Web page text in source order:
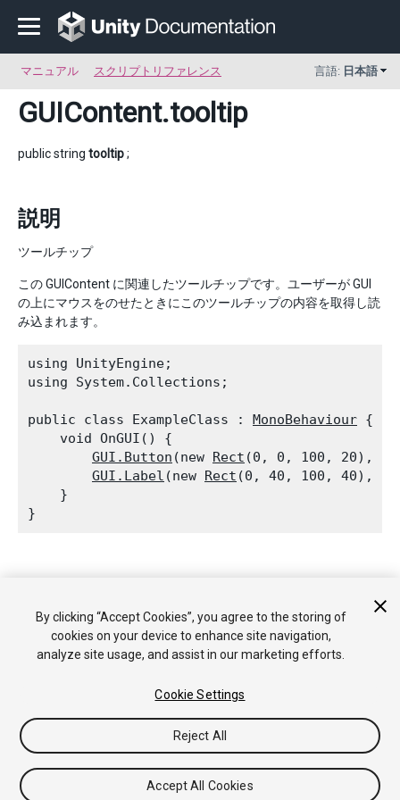
マニュアル スクリプトリファレンス 言語: 日本語
GUIContent.tooltip
public string tooltip;
説明
ツールチップ
この GUIContent に関連したツールチップです。ユーザーが GUI
の上にマウスをのせたときにこのツールチップの内容を取得し読
み込まれます。
using UnityEngine;
using System.Collections;
public class ExampleClass : MonoBehaviour {
    void OnGUI() {
GUI.Button (new Rect (0, 0, 100, 20),
GUI.Label (new Rect (0, 40, 100, 40),
    }
チュートリアル
Answers ナレッジベース フォーラム
ットストア
法律関連 プライバシーポリシー クッキー
人情報を販売または共有しない
By clicking “Accept Cookies”, you agree to the storing of
cookies on your device to enhance site navigation,
analyze site usage, and assist in our marketing efforts.
Cookie Settings
Reject All
Accept All Cookies